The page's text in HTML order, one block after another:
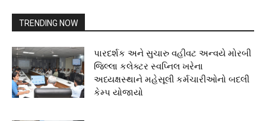
TRENDING NOW
પારદર્શક અને સુચારુ વહીવટ અન્વયે મોરબી
જિલ્લા કલેક્ટર સ્વપ્નિલ ખરેના
અધ્યક્ષસ્થાને મહેસૂલી કર્મચારીઓનો બદલી
કેમ્પ યોજાયો